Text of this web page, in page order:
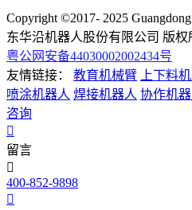
Copyright ©2017- 2025
东华沿机器人股份有限公司 版
粤公网安备44030002002434号
友情链接：
教育机械臂 上下料
喷涂机器人 焊接机器人 协作机
咨询
留言
400-852-9898